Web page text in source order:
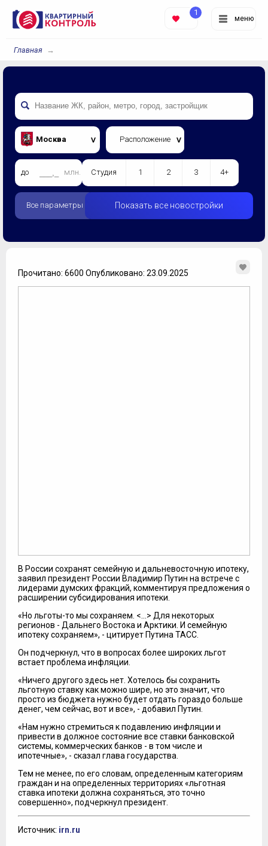
меню
1
Главная
Москва Расположение
до млн. Студия 1 2 3 4+
Все параметры Показать все новостройки
Прочитано: 6600 Опубликовано: 23.09.2025
В России сохранят семейную и дальневосточную ипотеку,
заявил президент России Владимир Путин на встрече с
лидерами думских фракций, комментируя предложения о
расширении субсидирования ипотеки.
«Но льготы-то мы сохраняем. <…> Для некоторых
регионов - Дальнего Востока и Арктики. И семейную
ипотеку сохраняем», - цитирует Путина ТАСС.
Он подчеркнул, что в вопросах более широких льгот
встает проблема инфляции.
«Ничего другого здесь нет. Хотелось бы сохранить
льготную ставку как можно шире, но это значит, что
просто из бюджета нужно будет отдать гораздо больше
денег, чем сейчас, вот и все», - добавил Путин.
«Нам нужно стремиться к подавлению инфляции и
привести в должное состояние все ставки банковской
системы, коммерческих банков - в том числе и
ипотечные», - сказал глава государства.
Тем не менее, по его словам, определенным категориям
граждан и на определенных территориях «льготная
ставка ипотеки должна сохраняться, это точно
совершенно», подчеркнул президент.
Источник: irn.ru